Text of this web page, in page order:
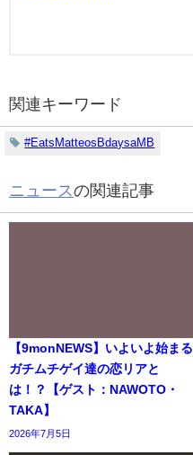
関連キーワード
#EatsMatteosBdaysaMB
ニュースの関連記事
【9monNEWS】いよいよ始まる
ガチムチゲイ達の恋リアと
は！？【ゲスト：NAWOTO・
TAKA】
2026年7月5日